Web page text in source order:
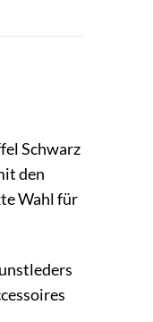
Schwarz
den
Wahl für